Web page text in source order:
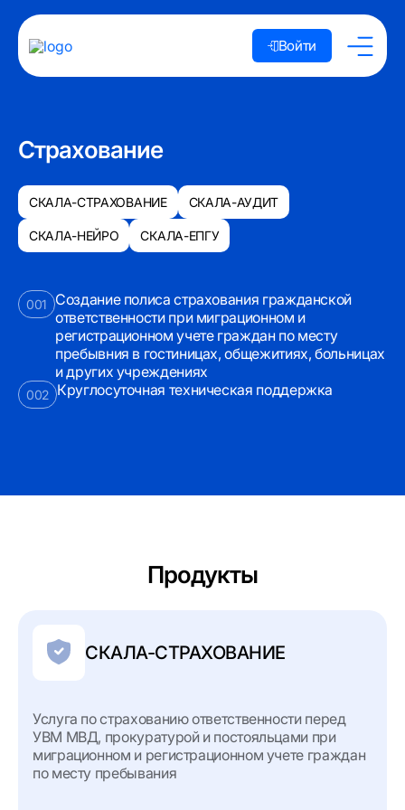
Войти
Страхование
СКАЛА-СТРАХОВАНИЕ СКАЛА-АУДИТ
СКАЛА-НЕЙРО СКАЛА-ЕПГУ
001
Создание полиса страхования гражданской
ответственности при миграционном и
регистрационном учете граждан по месту
пребывния в гостиницах, общежитиях, больницах
и других учреждениях
002 Круглосуточная техническая поддержка
Продукты
СКАЛА-СТРАХОВАНИЕ
Услуга по страхованию ответственности перед
УВМ МВД, прокуратурой и постояльцами при
миграционном и регистрационном учете граждан
по месту пребывания